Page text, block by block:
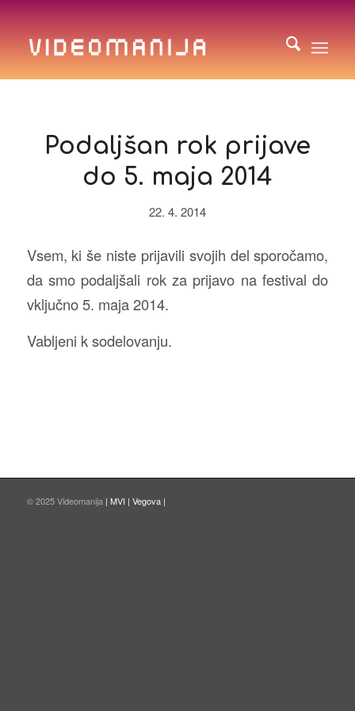
Podaljšan rok prijave
do 5. maja 2014
22. 4. 2014
Vsem, ki še niste prijavili svojih del sporočamo,
da smo podaljšali rok za prijavo na festival do
vključno 5. maja 2014.
Vabljeni k sodelovanju.
© 2025 Videomanija | MVI | Vegova |